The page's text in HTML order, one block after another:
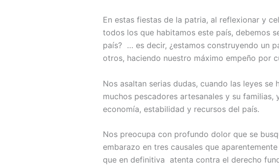
En estas fiestas de la patria, al reflexionar y
todos los que habitamos este país, debemos
país? … es decir, ¿estamos construyendo un
otros, haciendo nuestro máximo empeño por
Nos asaltan serias dudas, cuando las leyes
muchos pescadores artesanales y su
economía, estabilidad y recursos del país.
Nos preocupa con profundo dolor que se
embarazo en tres causales que
que en definitiva atenta contra el derecho